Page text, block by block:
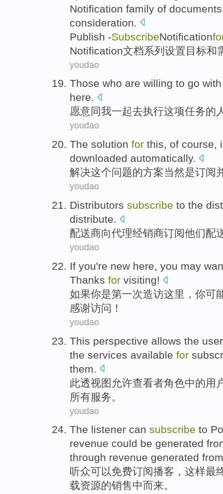
Notification family of documents
consideration
Publish -SubscribeNotification
Notification文档系列设置目标和
youdao
Those who are willing to go with
here.
愿意同我一起去执行这项任务的
youdao
The solution for this, of course,
downloaded automatically.
解决这个问题的方案当然是订阅
youdao
Distributors subscribe to the
distribute.
配送商向代理经销商订阅他们配
youdao
If you're new here, you may
Thanks for visiting!
如果你是第一次造访这里 ，你可
感谢访问！
youdao
This perspective allows the
the services available for
them
此透视图允许查看者角色中的用
所有服务 。
youdao
The listener can subscribe to
revenue could be generated
through revenue generated
听众可以免费订阅播客 ， 这样最
载资源的销售中而来。